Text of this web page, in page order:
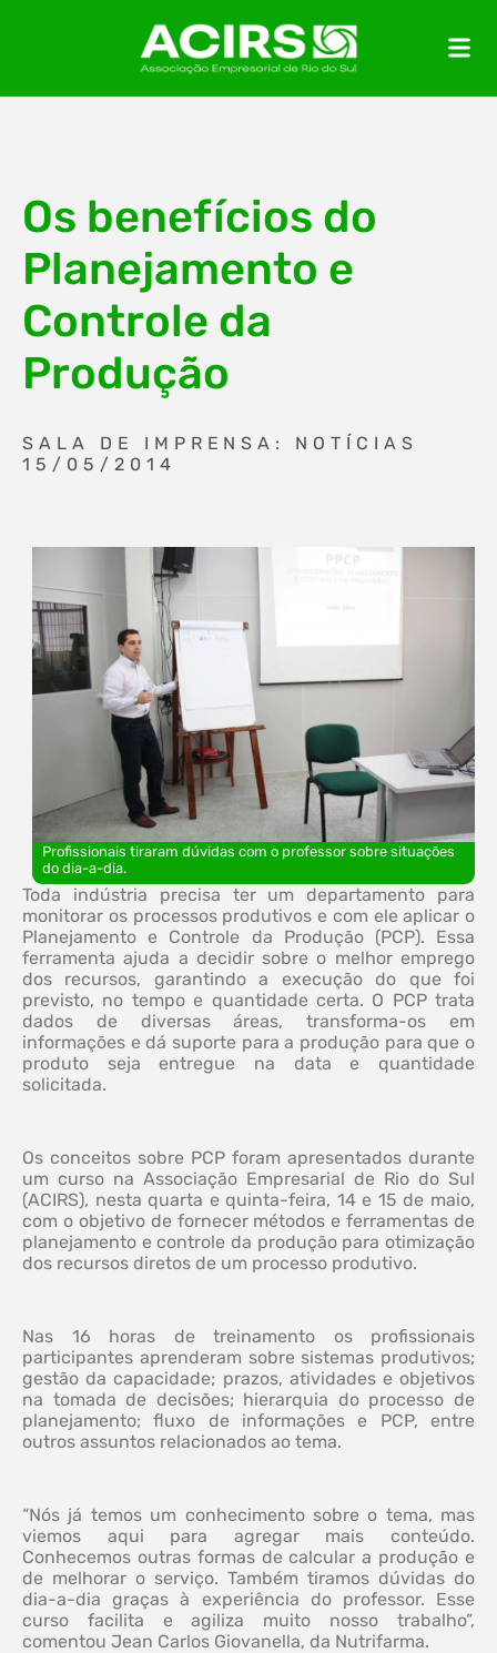
Os benefícios do
Planejamento e
Controle da
Produção
SALA DE IMPRENSA: NOTÍCIAS
15/05/2014
Profissionais tiraram dúvidas com o professor sobre situações
do dia-a-dia.
Toda indústria precisa ter um departamento para
monitorar os processos produtivos e com ele aplicar o
Planejamento e Controle da Produção (PCP). Essa
ferramenta ajuda a decidir sobre o melhor emprego
dos recursos, garantindo a execução do que foi
previsto, no tempo e quantidade certa. O PCP trata
dados de diversas áreas, transforma-os em
informações e dá suporte para a produção para que o
produto seja entregue na data e quantidade
solicitada.
Os conceitos sobre PCP foram apresentados durante
um curso na Associação Empresarial de Rio do Sul
(ACIRS), nesta quarta e quinta-feira, 14 e 15 de maio,
com o objetivo de fornecer métodos e ferramentas de
planejamento e controle da produção para otimização
dos recursos diretos de um processo produtivo.
Nas 16 horas de treinamento os profissionais
participantes aprenderam sobre sistemas produtivos;
gestão da capacidade; prazos, atividades e objetivos
na tomada de decisões; hierarquia do processo de
planejamento; fluxo de informações e PCP, entre
outros assuntos relacionados ao tema.
“Nós já temos um conhecimento sobre o tema, mas
viemos aqui para agregar mais conteúdo.
Conhecemos outras formas de calcular a produção e
de melhorar o serviço. Também tiramos dúvidas do
dia-a-dia graças à experiência do professor. Esse
curso facilita e agiliza muito nosso trabalho”,
comentou Jean Carlos Giovanella, da Nutrifarma.